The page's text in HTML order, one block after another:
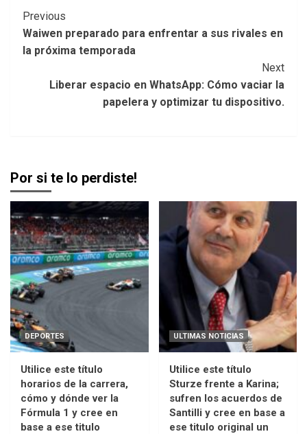
Post
Navigation
Previous
Waiwen preparado para enfrentar a sus rivales en
la próxima temporada
Next
Liberar espacio en WhatsApp: Cómo vaciar la
papelera y optimizar tu dispositivo.
Por si te lo perdiste!
DEPORTES
Utilice este título
horarios de la carrera,
cómo y dónde ver la
Fórmula 1 y cree en
base a ese titulo
ULTIMAS NOTICIAS
Utilice este título
Sturze frente a Karina;
sufren los acuerdos de
Santilli y cree en base a
ese titulo original un